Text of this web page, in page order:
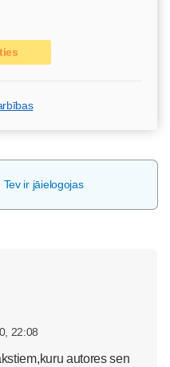
ir jāielogojas
22:08
autores sen